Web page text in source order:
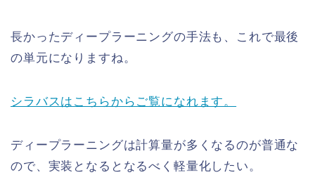
長かったディープラーニングの手法も、これで最後
の単元になりますね。
シラバスはこちらからご覧になれます。
ディープラーニングは計算量が多くなるのが普通な
ので、実装となるとなるべく軽量化したい。